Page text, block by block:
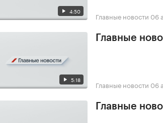
4:50 Главные новости 06
5:18
Главные
Главные новости 06
Главные